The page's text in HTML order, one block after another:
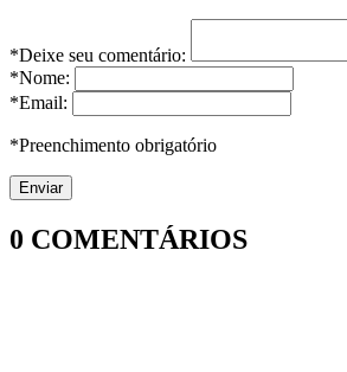
*Deixe seu comentário:
*Nome:
*Email:
*Preenchimento obrigatório
0 COMENTÁRIOS